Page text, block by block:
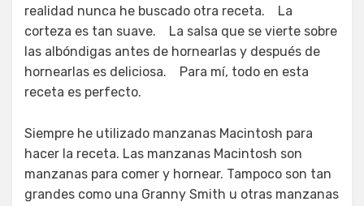
realidad nunca he buscado otra receta. La
corteza es tan suave. La salsa que se vierte sobre
las albóndigas antes de hornearlas y después de
hornearlas es deliciosa. Para mí, todo en esta
receta es perfecto.
Siempre he utilizado manzanas Macintosh para
hacer la receta. Las manzanas Macintosh son
manzanas para comer y hornear. Tampoco son tan
grandes como una Granny Smith u otras manzanas